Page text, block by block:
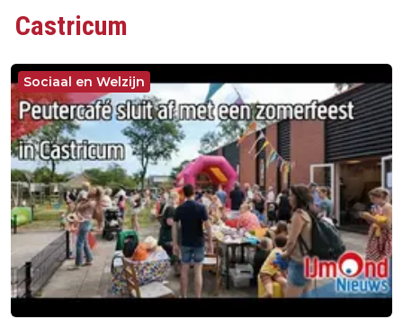
Castricum
Sociaal en Welzijn